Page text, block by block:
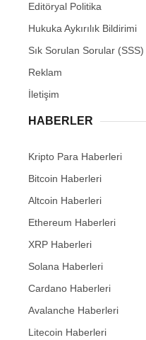
Editöryal Politika
Hukuka Aykırılık Bildirimi
Sık Sorulan Sorular (SSS)
Reklam
İletişim
HABERLER
Kripto Para Haberleri
Bitcoin Haberleri
Altcoin Haberleri
Ethereum Haberleri
XRP Haberleri
Solana Haberleri
Cardano Haberleri
Avalanche Haberleri
Litecoin Haberleri